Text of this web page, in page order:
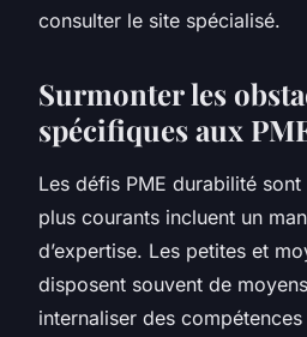
consulter le site spécialisé.
Surmonter les
spécifiques aux
Les défis PME durabilité
plus courants incluent un
d’expertise. Les petites et
disposent souvent de
internaliser des